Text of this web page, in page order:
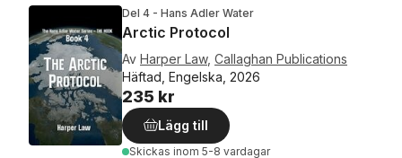
Del 4 - Hans Adler Water
Arctic Protocol
Av Harper Law, Callaghan Publications
Häftad, Engelska, 2026
235 kr
Lägg till
Skickas inom 5-8 vardagar